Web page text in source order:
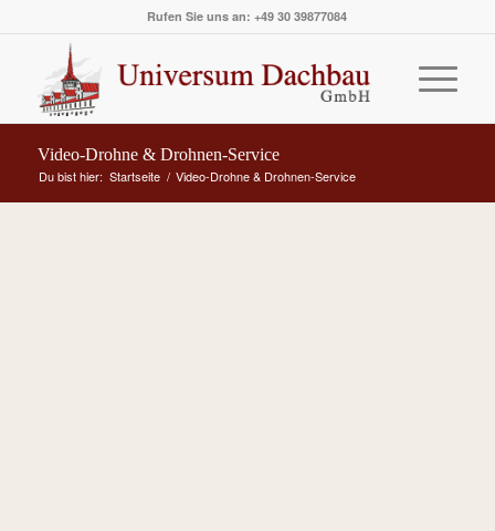
Rufen Sie uns an: +49 30 39877084
Video-Drohne & Drohnen-Service
Du bist hier: Startseite / Video-Drohne & Drohnen-Service